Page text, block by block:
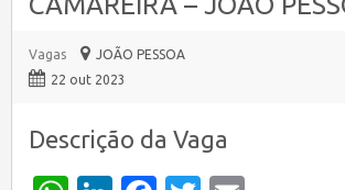
Vagas
JOÃO PESSOA
22 out 2023
Descrição da Vaga